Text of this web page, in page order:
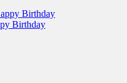
Birthday